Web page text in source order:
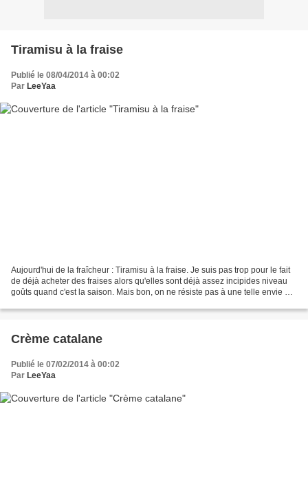
Tiramisu à la fraise
Publié le 08/04/2014 à 00:02
Par LeeYaa
Aujourd'hui de la fraîcheur : Tiramisu à la fraise. Je suis pas trop pour le fait
de déjà acheter des fraises alors qu'elles sont déjà assez incipides niveau
goûts quand c'est la saison. Mais bon, on ne résiste pas à une telle envie et
Crème catalane
Publié le 07/02/2014 à 00:02
Par LeeYaa